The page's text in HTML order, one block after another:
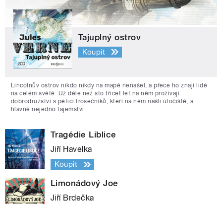
Tajuplný ostrov
Koupit
Lincolnův ostrov nikdo nikdy na mapě nenašel, a přece ho znají lidé
na celém světě. Už déle než sto třicet let na něm prožívají
dobrodružství s pěticí trosečníků, kteří na něm našli útočiště, a
hlavně nejedno tajemství.
Tragédie Liblice
Jiří Havelka
Koupit
Limonádový Joe
Jiří Brdečka